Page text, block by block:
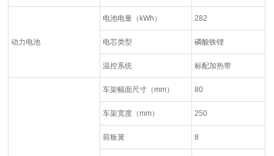
动力电池
电池电量（kWh） 282
电芯类型 磷酸铁锂
温控系统 标配加热带
车架幅面尺寸（mm） 80
车架宽度（mm） 250
前板簧 8